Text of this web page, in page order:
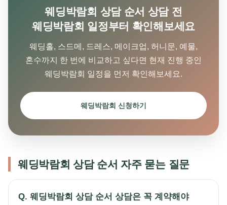
웨딩박람회 상담 순서 상담 전
웨딩박람회 일정부터 확인해보세요
웨딩홀, 스드메, 드레스, 메이크업, 허니문, 예물,
혼수까지 한 번에 비교하고 싶다면 현재 진행 중인
웨딩박람회 일정을 먼저 확인해보세요.
웨딩박람회 신청하기
웨딩박람회 상담 순서 자주 묻는 질문
Q. 웨딩박람회 상담 순서 상담은 꼭 계약해야